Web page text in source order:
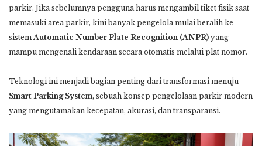
parkir. Jika sebelumnya pengguna harus mengambil tiket fisik saat
memasuki area parkir, kini banyak pengelola mulai beralih ke
sistemAutomatic Number Plate Recognition (ANPR) yang
mampu mengenali kendaraan secara otomatis melalui plat nomor.
Teknologi ini menjadi bagian penting dari transformasi menuju
Smart Parking System, sebuah konsep pengelolaan parkir modern
yang mengutamakan kecepatan, akurasi, dan transparansi.